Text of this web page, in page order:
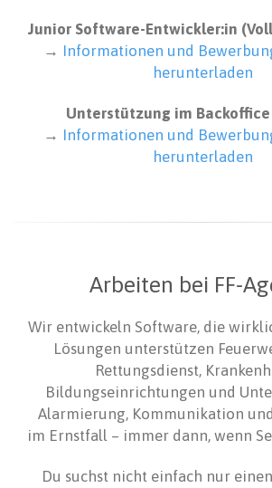
Junior Software-Entwickler:in
→ Informationen und
herunterladen
Unterstützung im
→ Informationen und
herunterladen
Arbeiten bei FF-
Wir entwickeln Software, die
Lösungen unterstützen
Rettungsdienst,
Bildungseinrichtungen und
Alarmierung, Kommunikation
im Ernstfall – immer dann, wenn
Du suchst nicht einfach nur